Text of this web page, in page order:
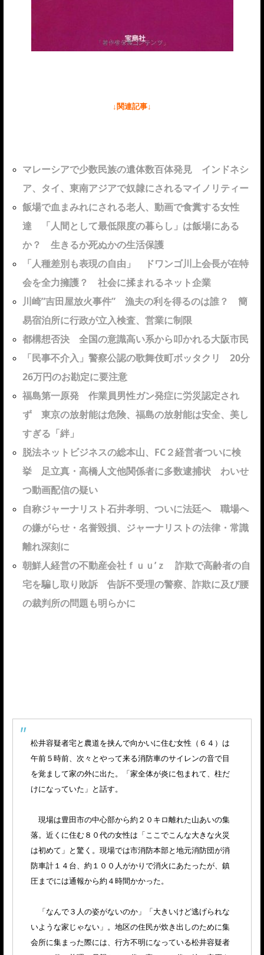
↓関連記事↓
マレーシアで少数民族の遺体数百体発見 インドネシ
ア、タイ、東南アジアで奴隷にされるマイノリティー
飯場で血まみれにされる老人、動画で食糞する女性
達 「人間として最低限度の暮らし」は飯場にある
か？ 生きるか死ぬかの生活保護
「人種差別も表現の自由」 ドワンゴ川上会長が在特
会を全力擁護？ 社会に揉まれるネット企業
川崎”吉田屋放火事件” 漁夫の利を得るのは誰？ 簡
易宿泊所に行政が立入検査、営業に制限
都構想否決 全国の意識高い系から叩かれる大阪市民
「民事不介入」警察公認の歌舞伎町ボッタクリ 20分
26万円のお勘定に要注意
福島第一原発 作業員男性ガン発症に労災認定され
ず 東京の放射能は危険、福島の放射能は安全、美し
すぎる「絆」
脱法ネットビジネスの総本山、FC２経営者ついに検
挙 足立真・高橋人文他関係者に多数逮捕状 わいせ
つ動画配信の疑い
自称ジャーナリスト石井孝明、ついに法廷へ 職場へ
の嫌がらせ・名誉毀損、ジャーナリストの法律・常識
離れ深刻に
朝鮮人経営の不動産会社ｆｕｕ’ｚ 詐欺で高齢者の自
宅を騙し取り敗訴 告訴不受理の警察、詐欺に及び腰
の裁判所の問題も明らかに
松井容疑者宅と農道を挟んで向かいに住む女性（６４）は
午前５時前、次々とやって来る消防車のサイレンの音で目
を覚まして家の外に出た。「家全体が炎に包まれて、柱だ
けになっていた」と話す。
現場は豊田市の中心部から約２０キロ離れた山あいの集
落。近くに住む８０代の女性は「ここでこんな大きな火災
は初めて」と驚く。現場では市消防本部と地元消防団が消
防車計１４台、約１００人がかりで消火にあたったが、鎮
圧までには通報から約４時間かかった。
「なんで３人の姿がないのか」「大きいけど逃げられな
いような家じゃない」。地区の住民が炊き出しのために集
会所に集まった際には、行方不明になっている松井容疑者